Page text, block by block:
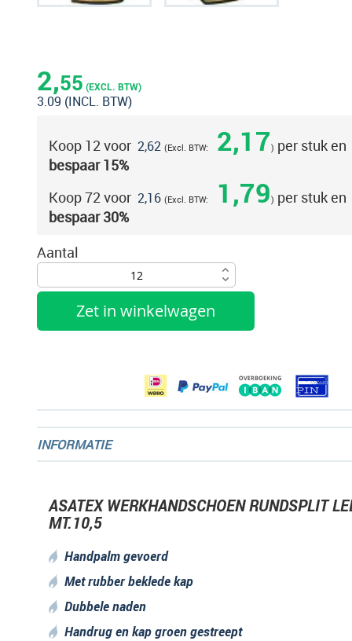
2,55 (EXCL. BTW)
3.09 (INCL. BTW)
Koop 12 voor 2,62 2,17 per stuk en
bespaar15%
Koop 72 voor 2,16 1,79 per stuk en
bespaar30%
Aantal
Zet in winkelwagen
het
begin
van
afbeeldingen-
gallerij
INFORMATIE
ASATEX WERKHANDSCHOEN RUNDSPLIT
MT.10,5
Handpalm gevoerd
Met rubber beklede kap
Dubbele naden
Handrug en kap groen gestreept